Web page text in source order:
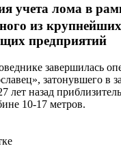
учета лома в
из крупнейших
предприятий
завершилась
затонувшего в
лет назад
10-17 метров.